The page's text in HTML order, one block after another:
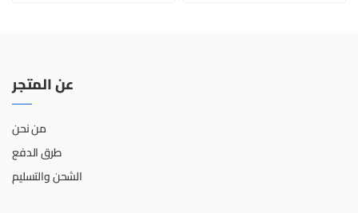
عن المتجر
من نحن
طرق الدفع
الشحن والتسليم